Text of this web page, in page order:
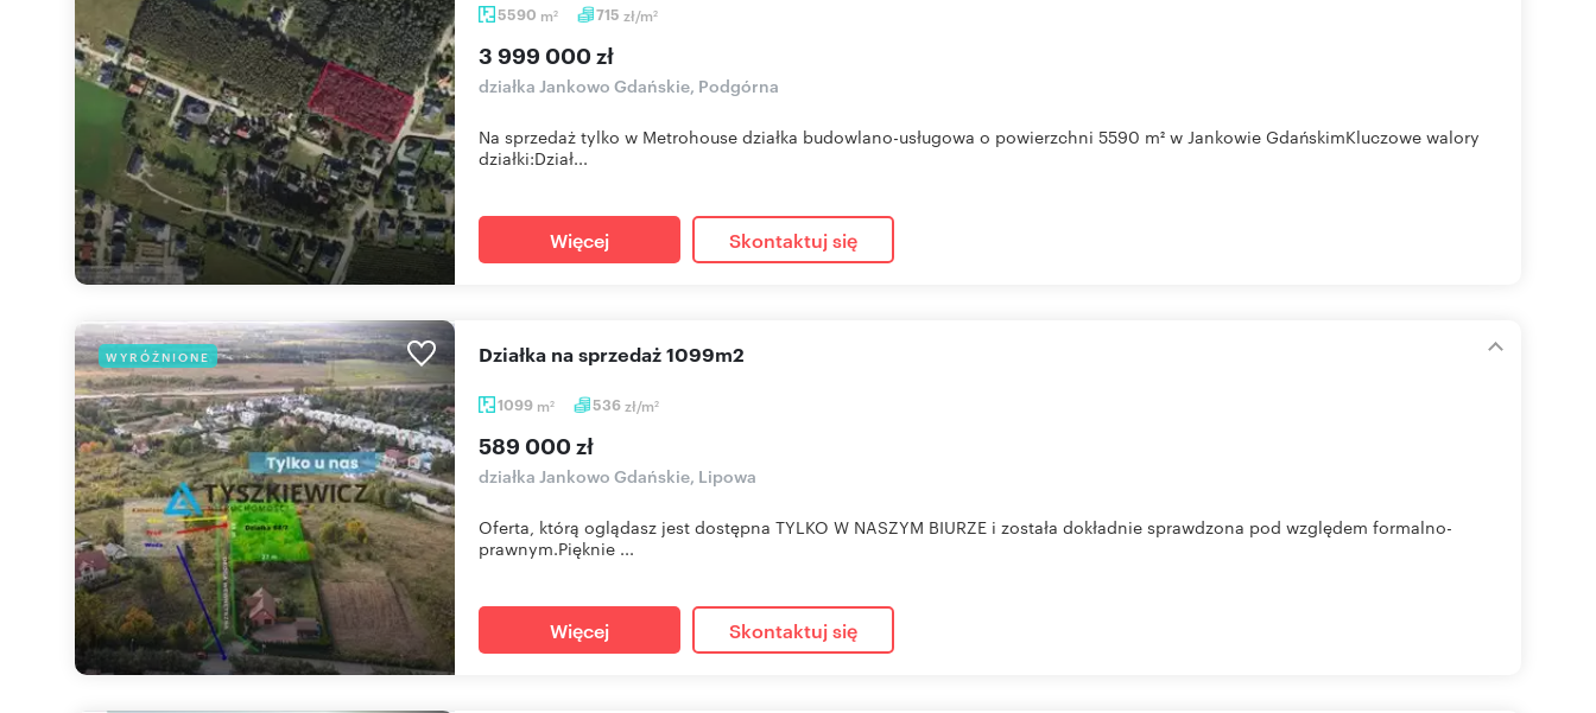
5590 m2 715 zł/m2
3 999 000 zł
działka Jankowo Gdańskie, Podgórna
Na sprzedaż tylko w Metrohouse działka budowlano-usługowa o powierzchni 5590 m² w Jankowie GdańskimKluczowe walory
działki:Dział...
Więcej Skontaktuj się
WYRÓŻNIONE
1099 m2 536zł/m2
działka na sprzedaż 1099m2
589 000 zł
działka Jankowo Gdańskie, Lipowa
Oferta, którą oglądasz jest dostępna TYLKO W NASZYM BIURZE i została dokładnie sprawdzona pod względem formalno-
prawnym.Pięknie ...
Więcej Skontaktuj się